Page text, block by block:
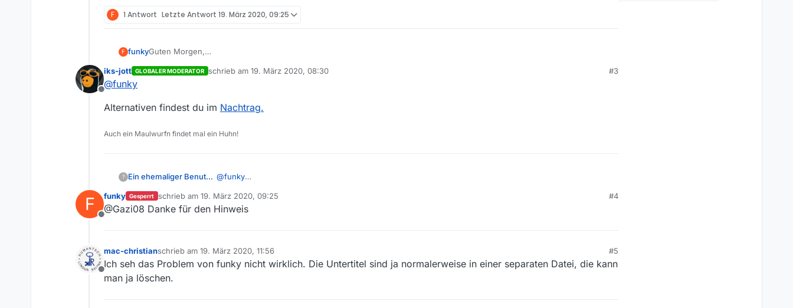
F 1 Antwort Letzte Antwort 19. März 2020, 09:25
F funkyGuten Morgen,
Hanna Svensson - Blutsbande !
Ich will aber die deutsche Orignalversion. Was muß ich dazu in die Suchmaske eingeben?
Offline
iks-jott GLOBALER MODERATOR schrieb am 19. März 2020, 08:30
zuletzt editiert von
#3
@funky
Alternativen findest du im Nachtrag.
Auch ein Maulwurfn findet mal ein Huhn!
? Ein ehemaliger Benutzer @funky
Falls die ZDF Links noch aktiv sind, kannst du nur diese mit einem DL Tool nutzen. Falls nicht, dann hilft nur
Geduld bis sie wiederholt werden, oder man nimmt ein Paar Euros inne Hand und kauft sich die DVD
F
Offline
funky Gesperrt schrieb am 19. März 2020, 09:25
zuletzt editiert von
#4
@Gazi08 Danke für den Hinweis
Offline
mac-christianschrieb am 19. März 2020, 11:56
zuletzt editiert von
#5
Ich seh das Problem von funky nicht wirklich. Die Untertitel sind ja normalerweise in einer separaten Datei, die kann
man ja löschen.